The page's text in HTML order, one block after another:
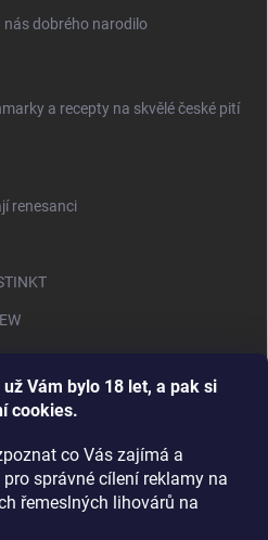
Vám bylo 18 let, a pak si
cookies.
co Vás zajímá a
správné cílení reklamy na
řemeslných lihovárů na
nás dobrého narodilo
a recepty na skvělé české pití
renesanci
DRINKING-CAT